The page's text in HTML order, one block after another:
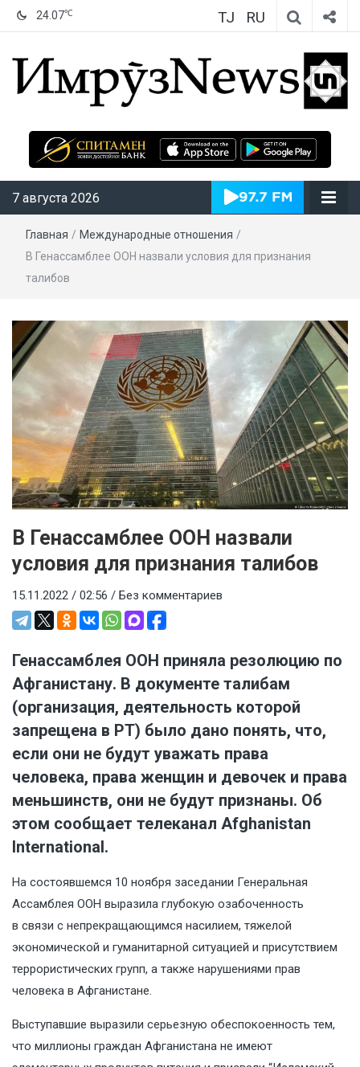
24.07℃ TJ RU
ИмрӯзNews
7 августа 2026
Главная / Международные отношения /
В Генассамблее ООН назвали условия для признания
талибов
В Генассамблее ООН назвали
условия для признания талибов
15.11.2022 / 02:56 / Без комментариев
Генассамблея ООН приняла резолюцию по
Афганистану. В документе талибам
(организация, деятельность которой
запрещена в РТ) было дано понять, что,
если они не будут уважать права
человека, права женщин и девочек и права
меньшинств, они не будут признаны. Об
этом сообщает телеканал Afghanistan
International.
На состоявшемся 10 ноября заседании Генеральная
Ассамблея ООН выразила глубокую озабоченность
в связи с непрекращающимся насилием, тяжелой
экономической и гуманитарной ситуацией и присутствием
террористических групп, а также нарушениями прав
человека в Афганистане.
Выступавшие выразили серьезную обеспокоенность тем,
что миллионы граждан Афганистана не имеют